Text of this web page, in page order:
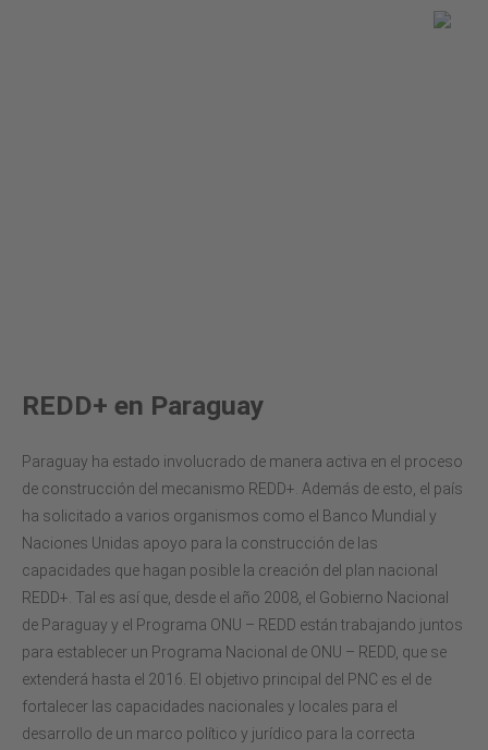
REDD+ en Paraguay
Paraguay ha estado involucrado de manera activa en el proceso
de construcción del mecanismo REDD+. Además de esto, el país
ha solicitado a varios organismos como el Banco Mundial y
Naciones Unidas apoyo para la construcción de las
capacidades que hagan posible la creación del plan nacional
REDD+. Tal es así que, desde el año 2008, el Gobierno Nacional
de Paraguay y el Programa ONU – REDD están trabajando juntos
para establecer un Programa Nacional de ONU – REDD, que se
extenderá hasta el 2016. El objetivo principal del PNC es el de
fortalecer las capacidades nacionales y locales para el
desarrollo de un marco político y jurídico para la correcta